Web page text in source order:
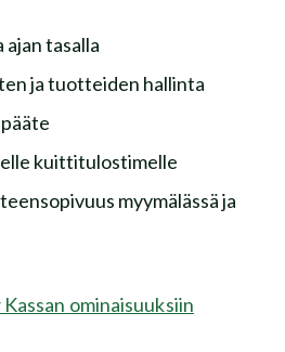
tasalla
ja tuotteiden hallinta
kuittitulostimelle
myymälässä ja
ominaisuuksiin